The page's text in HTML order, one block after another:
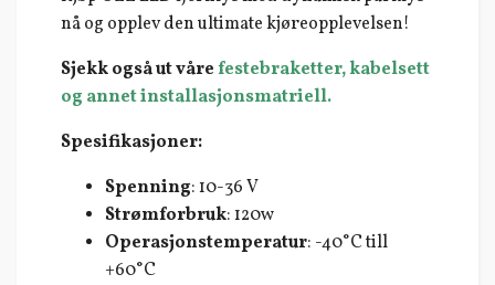
nå og opplev den ultimate kjøreopplevelsen!
Sjekk også ut vårefestebraketter, kabelsett
og annet installasjonsmatriell.
Spesifikasjoner:
Spenning: 10-36 V
Strømforbruk: 120w
Operasjonstemperatur: -40°C till
+60°C